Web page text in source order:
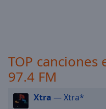
opens
subtitles
settings
dialog
subtitles
TOP canciones
97.4 FM
Xtra — Xtra*